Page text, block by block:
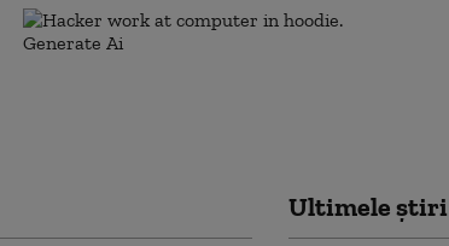
Ultimele știri